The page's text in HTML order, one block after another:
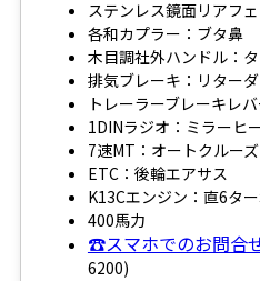
ステンレス鏡面リアフ
各和カプラー：ブタ鼻
木目調社外ハンドル：
排気ブレーキ：リター
トレーラーブレーキレ
1DINラジオ：ミラーヒ
7速MT：オートクルーズ
ETC：後輪エアサス
K13Cエンジン：直6タ
400馬力
☎スマホでのお問合
6200)